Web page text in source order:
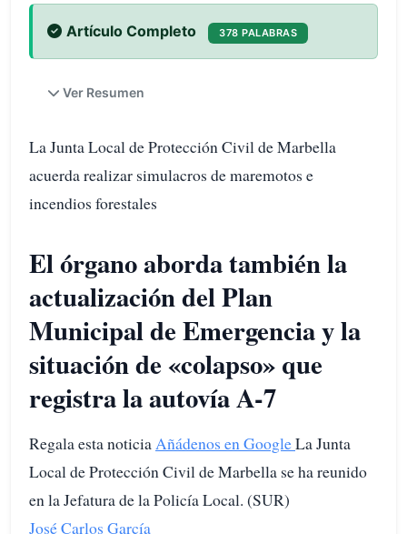
Artículo Completo 378 PALABRAS
Ver Resumen
La Junta Local de Protección Civil de Marbella
acuerda realizar simulacros de maremotos e
incendios forestales
El órgano aborda también la
actualización del Plan
Municipal de Emergencia y la
situación de «colapso» que
registra la autovía A-7
Regala esta noticia Añádenos en GoogleLa Junta
Local de Protección Civil de Marbella se ha reunido
en la Jefatura de la Policía Local. (SUR)
José Carlos García